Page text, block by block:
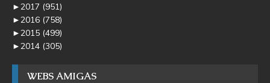
►2017 (951)
►2016 (758)
►2015 (499)
►2014 (305)
WEBS AMIGAS